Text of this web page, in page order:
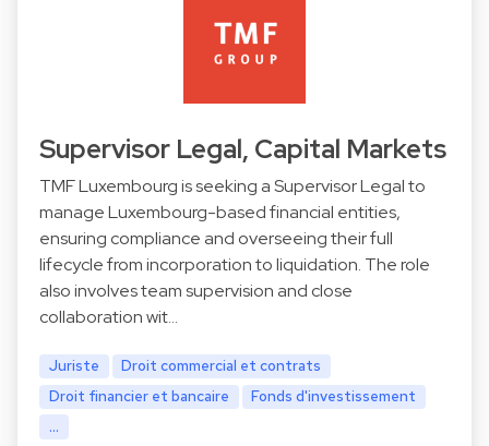
Supervisor Legal, Capital Markets
TMF Luxembourg is seeking a Supervisor Legal to
manage Luxembourg-based financial entities,
ensuring compliance and overseeing their full
lifecycle from incorporation to liquidation. The role
also involves team supervision and close
collaboration wit…
Juriste
Droit commercial et contrats
Droit financier et bancaire
Fonds d'investissement
...